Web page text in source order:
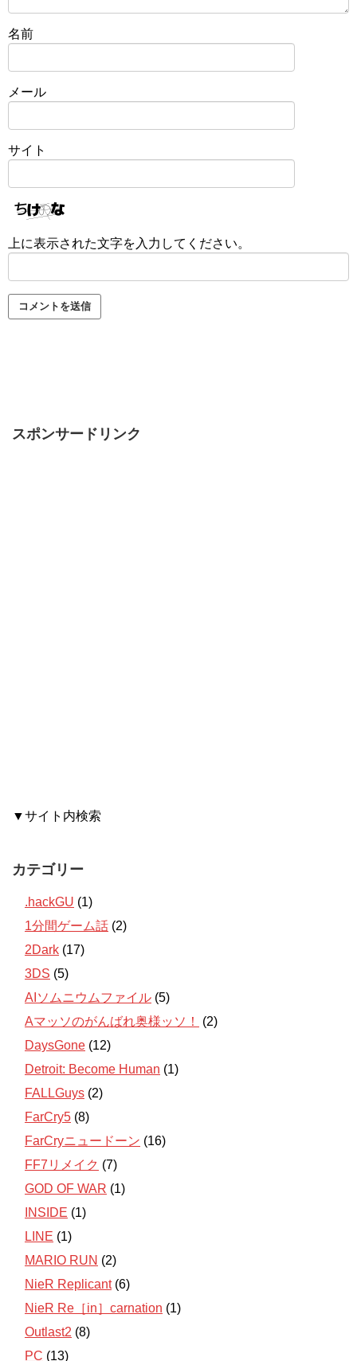
名前
メール
サイト
上に表示された文字を入力してください。
スポンサードリンク
▼サイト内検索
カテゴリー
.hackGU (1)
1分間ゲーム話 (2)
2Dark (17)
3DS (5)
AIソムニウムファイル (5)
Aマッソのがんばれ奥様ッソ！
(2)
DaysGone (12)
Detroit: Become Human (1)
FALLGuys (2)
FarCry5 (8)
FarCryニュードーン (16)
FF7リメイク (7)
GOD OF WAR (1)
INSIDE (1)
LINE (1)
MARIO RUN (2)
NieR Replicant(6)
NieR Re［in］carnation (1)
Outlast2 (8)
PC (13)